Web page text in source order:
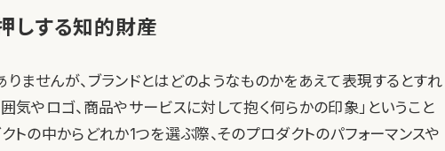
しする知的財産
ませんが、ブランドとはどのようなものかをあえて表現するとすれ
気やロゴ、商品やサービスに対して抱く何らかの印象」ということ
トの中からどれか1つを選ぶ際、そのプロダクトのパフォーマンスや